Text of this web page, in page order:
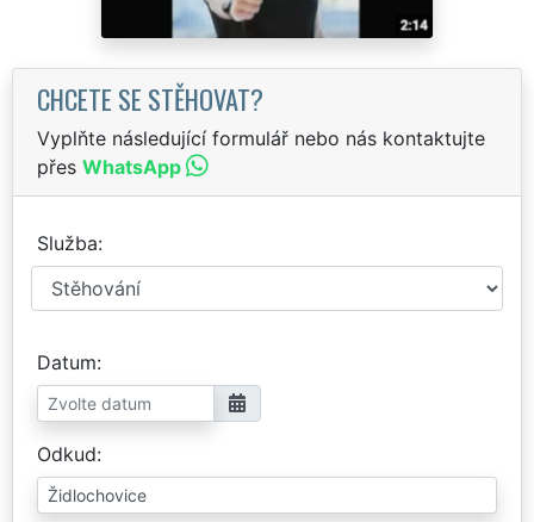
CHCETE SE STĚHOVAT?
Vyplňte následující formulář nebo nás kontaktujte
přes WhatsApp
Služba
Datum
Odkud